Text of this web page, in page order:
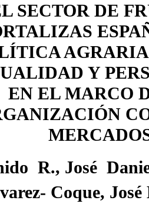
SECTOR DE
AGRARIA
Y
EN EL MARCO
R., José
Coque,